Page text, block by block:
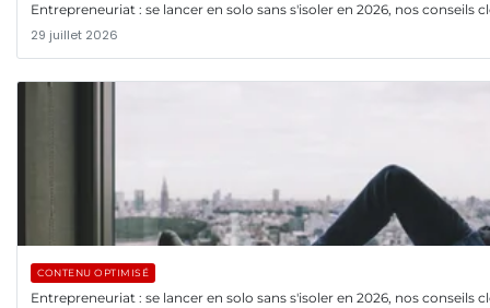
Entrepreneuriat : se lancer en solo sans s'isoler en 2026, nos conseils
29 juillet 2026
CONTENU OPTIMISÉ
Entrepreneuriat : se lancer en solo sans s'isoler en 2026, nos conseils